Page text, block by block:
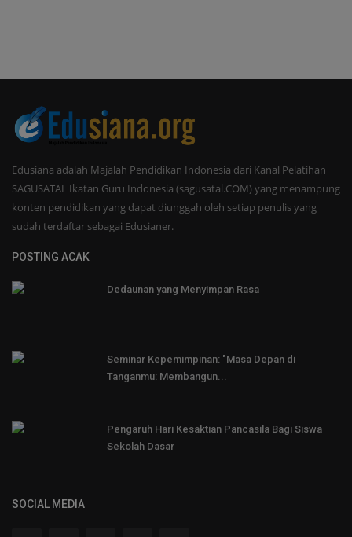
Edusiana adalah Majalah Pendidikan Indonesia dari Kanal Pelatihan
SAGUSATAL Ikatan Guru Indonesia (sagusatal.COM) yang menampung
konten pendidikan yang dapat diunggah oleh setiap penulis yang
sudah terdaftar sebagai Edusianer.
POSTING ACAK
Dedaunan yang Menyimpan Rasa
Seminar Kepemimpinan: "Masa Depan di
Tanganmu: Membangun...
Pengaruh Hari Kesaktian Pancasila Bagi Siswa
Sekolah Dasar
SOCIAL MEDIA